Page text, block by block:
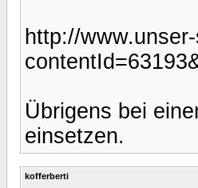
http://
Übrigens bei
einsetzen.
kofferberti